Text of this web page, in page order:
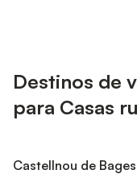
Destinos de
para Casas
Castellnou de Bages